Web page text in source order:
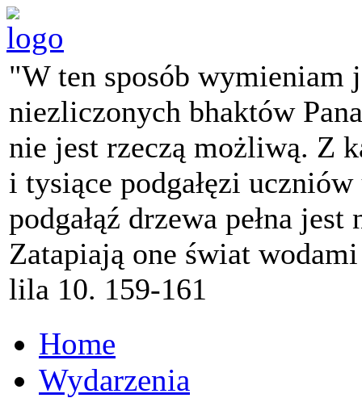
"W ten sposób wymieniam
niezliczonych bhaktów
nie jest rzeczą możliwą. Z
i tysiące podgałęzi
podgałąź drzewa pełna
Zatapiają one świat
lila 10. 159-161
Home
Wydarzenia